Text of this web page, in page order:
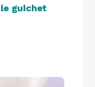
guichet